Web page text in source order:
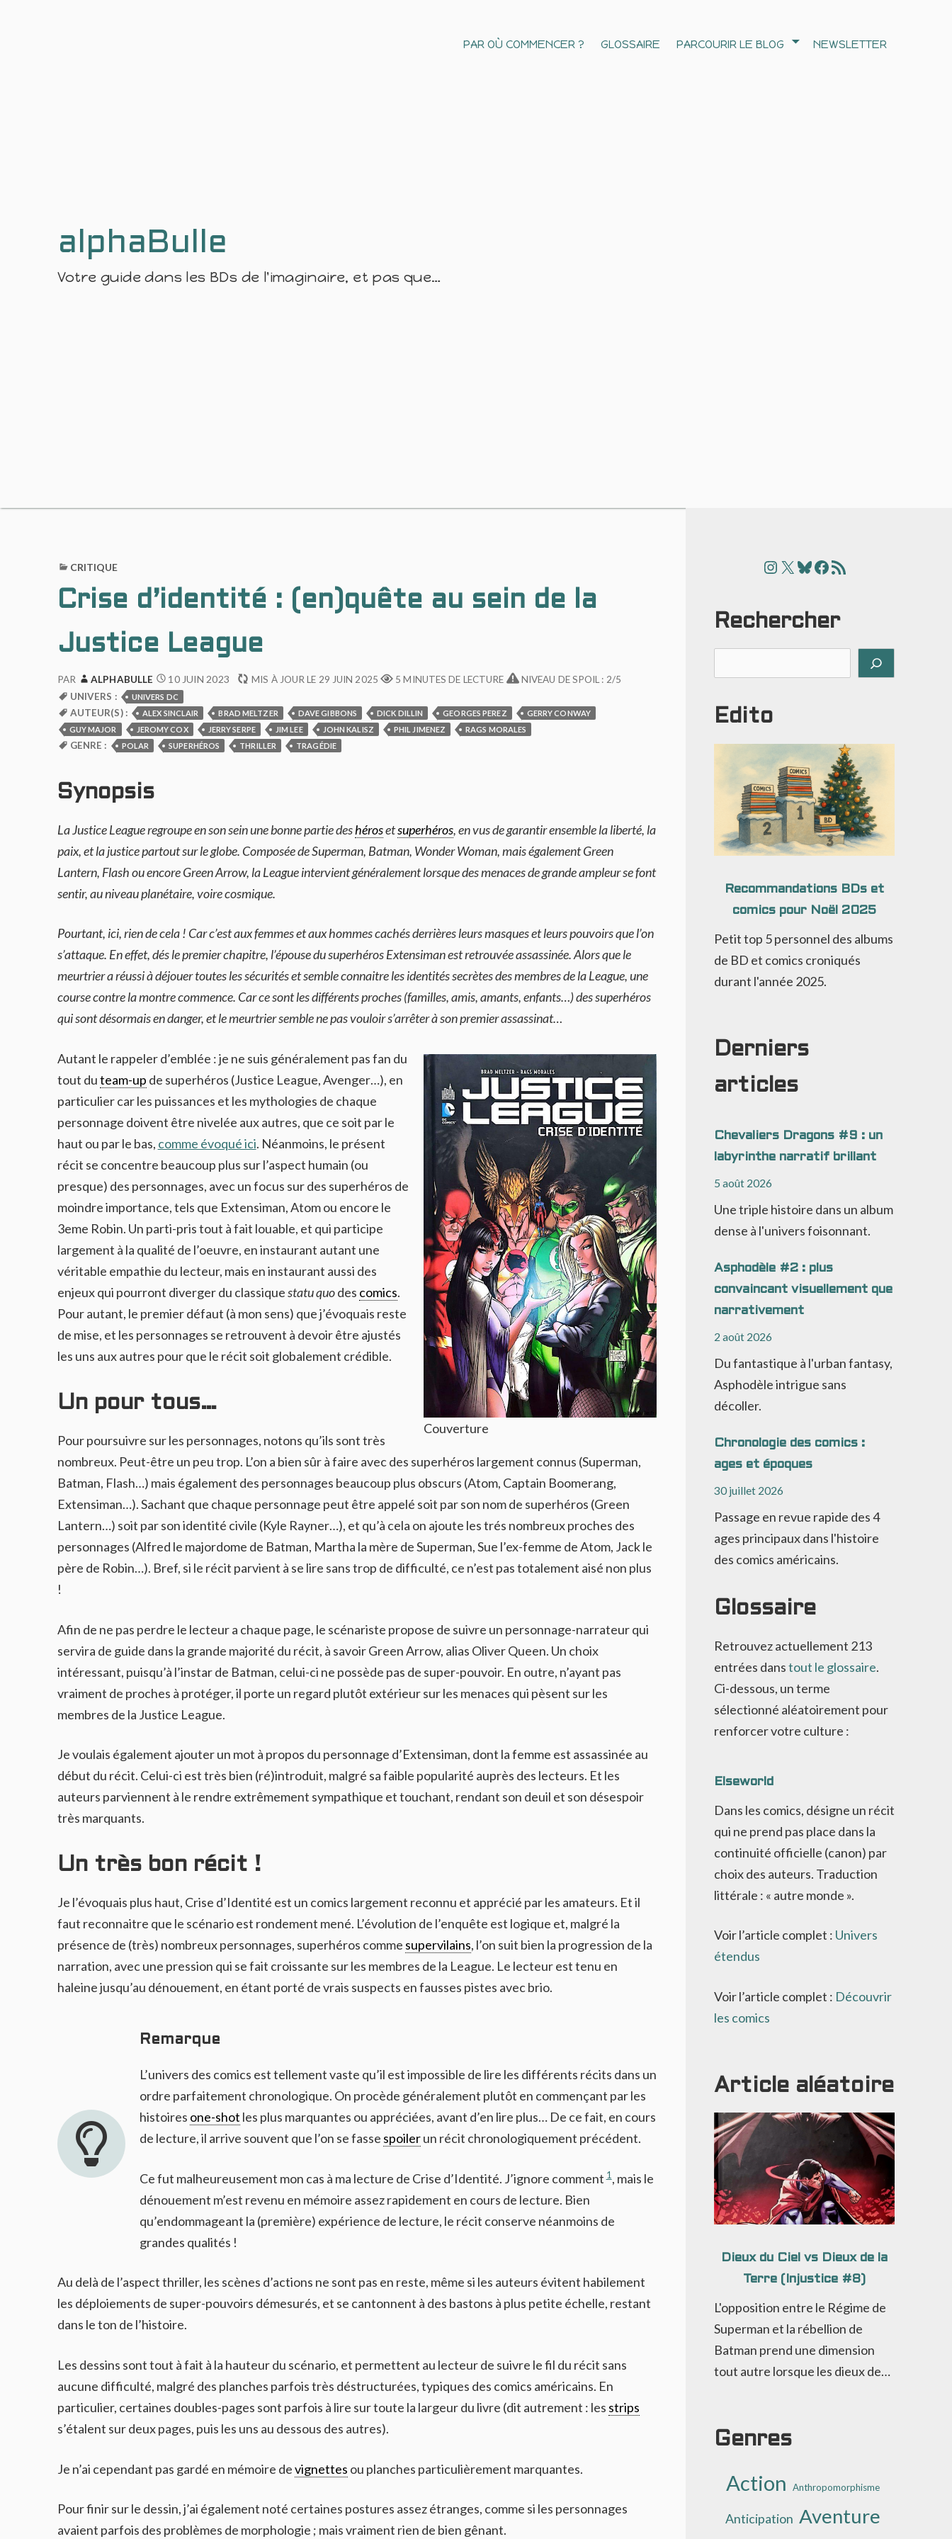
alphaBulle
Votre guide dans les BDs de l'imaginaire, et pas que…
PAR OÙ COMMENCER ? GLOSSAIRE PARCOURIR LE BLOG NEWSLETTER
CRITIQUE
Crise d’identité : (en)quête au sein de la
Justice League
PAR ALPHABULLE 10 JUIN 2023 MIS À JOUR LE 29 JUIN 2025 5 MINUTES DE LECTURE
NIVEAU DE SPOIL : 2/5
UNIVERS :
UNIVERS DC
AUTEUR(S) : ALEX SINCLAIR BRAD MELTZER DAVE GIBBONS DICK DILLIN GEORGES PEREZ
GERRY CONWAY
GUY MAJOR
JEROMY COX JERRY SERPE JIM LEE JOHN KALISZ PHIL JIMENEZ RAGS MORALES
GENRE : POLAR SUPERHÉROS THRILLER TRAGÉDIE
Synopsis
La Justice League regroupe en son sein une bonne partie deshérosetsuperhéros, en vus de garantir ensemble la liberté, la
paix, et la justice partout sur le globe. Composée de Superman, Batman, Wonder Woman, mais également Green
Lantern, Flash ou encore Green Arrow, la League intervient généralement lorsque des menaces de grande ampleur se font
sentir, au niveau planétaire, voire cosmique.
Pourtant, ici, rien de cela ! Car c’est aux femmes et aux hommes cachés derrières leurs masques et leurs pouvoirs que l’on
s’attaque. En effet, dés le premier chapitre, l’épouse du superhéros Extensiman est retrouvée assassinée. Alors que le
meurtrier a réussi à déjouer toutes les sécurités et semble connaitre les identités secrètes des membres de la League, une
course contre la montre commence. Car ce sont les différents proches (familles, amis, amants, enfants…) des superhéros
qui sont désormais en danger, et le meurtrier semble ne pas vouloir s’arrêter à son premier assassinat…
Couverture
Autant le rappeler d’emblée : je ne suis généralement pas fan du
tout duteam-up de superhéros (Justice League, Avenger…), en
particulier car les puissances et les mythologies de chaque
personnage doivent être nivelée aux autres, que ce soit par le
haut ou par le bas, comme évoqué ici. Néanmoins, le présent
récit se concentre beaucoup plus sur l’aspect humain (ou
presque) des personnages, avec un focus sur des superhéros de
moindre importance, tels que Extensiman, Atom ou encore le
3eme Robin. Un parti-pris tout à fait louable, et qui participe
largement à la qualité de l’oeuvre, en instaurant autant une
véritable empathie du lecteur, mais en instaurant aussi des
enjeux qui pourront diverger du classiquestatu quodes comics.
Pour autant, le premier défaut (à mon sens) que j’évoquais reste
de mise, et les personnages se retrouvent à devoir être ajustés
les uns aux autres pour que le récit soit globalement crédible.
Un pour tous…
Pour poursuivre sur les personnages, notons qu’ils sont très
nombreux. Peut-être un peu trop. L’on a bien sûr à faire avec des superhéros largement connus (Superman,
Batman, Flash…) mais également des personnages beaucoup plus obscurs (Atom, Captain Boomerang,
Extensiman…). Sachant que chaque personnage peut être appelé soit par son nom de superhéros (Green
Lantern…) soit par son identité civile (Kyle Rayner…), et qu’à cela on ajoute les trés nombreux proches des
personnages (Alfred le majordome de Batman, Martha la mère de Superman, Sue l’ex-femme de Atom, Jack le
père de Robin…). Bref, si le récit parvient à se lire sans trop de difficulté, ce n’est pas totalement aisé non plus
!
Afin de ne pas perdre le lecteur a chaque page, le scénariste propose de suivre un personnage-narrateur qui
servira de guide dans la grande majorité du récit, à savoir Green Arrow, alias Oliver Queen. Un choix
intéressant, puisqu’à l’instar de Batman, celui-ci ne possède pas de super-pouvoir. En outre, n’ayant pas
vraiment de proches à protéger, il porte un regard plutôt extérieur sur les menaces qui pèsent sur les
membres de la Justice League.
Je voulais également ajouter un mot à propos du personnage d’Extensiman, dont la femme est assassinée au
début du récit. Celui-ci est très bien (ré)introduit, malgré sa faible popularité auprès des lecteurs. Et les
auteurs parviennent à le rendre extrêmement sympathique et touchant, rendant son deuil et son désespoir
très marquants.
Un très bon récit !
Je l’évoquais plus haut, Crise d’Identité est un comics largement reconnu et apprécié par les amateurs. Et il
faut reconnaitre que le scénario est rondement mené. L’évolution de l’enquête est logique et, malgré la
présence de (très) nombreux personnages, superhéros comme supervilains, l’on suit bien la progression de la
narration, avec une pression qui se fait croissante sur les membres de la League. Le lecteur est tenu en
haleine jusqu’au dénouement, en étant porté de vrais suspects en fausses pistes avec brio.
Remarque
L’univers des comics est tellement vaste qu’il est impossible de lire les différents récits dans un
ordre parfaitement chronologique. On procède généralement plutôt en commençant par les
histoires one-shot les plus marquantes ou appréciées, avant d’en lire plus… De ce fait, en cours
de lecture, il arrive souvent que l’on se fasse spoilerun récit chronologiquement précédent.
Ce fut malheureusement mon cas à ma lecture de Crise d’Identité. J’ignore comment1, mais le
dénouement m’est revenu en mémoire assez rapidement en cours de lecture. Bien
qu’endommageant la (première) expérience de lecture, le récit conserve néanmoins de
grandes qualités !
Au delà de l’aspect thriller, les scènes d’actions ne sont pas en reste, même si les auteurs évitent habilement
les déploiements de super-pouvoirs démesurés, et se cantonnent à des bastons à plus petite échelle, restant
dans le ton de l’histoire.
Les dessins sont tout à fait à la hauteur du scénario, et permettent au lecteur de suivre le fil du récit sans
aucune difficulté, malgré des planches parfois très déstructurées, typiques des comics américains. En
particulier, certaines doubles-pages sont parfois à lire sur toute la largeur du livre (dit autrement : les strips
s’étalent sur deux pages, puis les uns au dessous des autres).
Je n’ai cependant pas gardé en mémoire devignettes ou planches particulièrement marquantes.
Pour finir sur le dessin, j’ai également noté certaines postures assez étranges, comme si les personnages
avaient parfois des problèmes de morphologie ; mais vraiment rien de bien gênant.
Instagram
X Bluesky
Facebook
Articles
Rechercher
Edito
Recommandations BDs et
comics pour Noël 2025
Petit top 5 personnel des albums
de BD et comics croniqués
durant l'année 2025.
Derniers
articles
Chevaliers Dragons #9 : un
labyrinthe narratif brillant
5 août 2026
Une triple histoire dans un album
dense à l'univers foisonnant.
Asphodèle #2 : plus
convaincant visuellement que
narrativement
2 août 2026
Du fantastique à l'urban fantasy,
Asphodèle intrigue sans
décoller.
Chronologie des comics :
ages et époques
30 juillet 2026
Passage en revue rapide des 4
ages principaux dans l'histoire
des comics américains.
Glossaire
Retrouvez actuellement 213
entrées danstout le glossaire.
Ci-dessous, un terme
sélectionné aléatoirement pour
renforcer votre culture :
Elseworld
Dans les comics, désigne un récit
qui ne prend pas place dans la
continuité officielle (canon) par
choix des auteurs. Traduction
littérale : « autre monde ».
Voir l’article complet : Univers
étendus
Voir l’article complet : Découvrir
les comics
Article aléatoire
Dieux du Ciel vs Dieux de la
Terre (Injustice #8)
L'opposition entre le Régime de
Superman et la rébellion de
Batman prend une dimension
tout autre lorsque les dieux de…
Genres
Action Anthropomorphisme
Anticipation Aventure